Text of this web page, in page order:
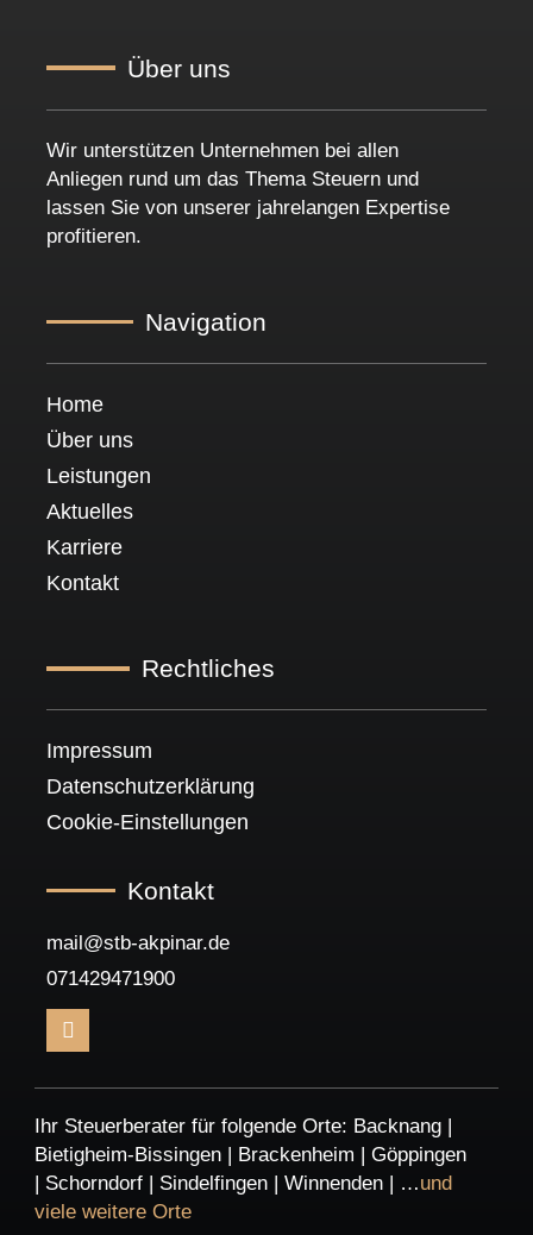
Über uns
Wir unterstützen Unternehmen bei allen
Anliegen rund um das Thema Steuern und
lassen Sie von unserer jahrelangen Expertise
profitieren.
Navigation
Home
Über uns
Leistungen
Aktuelles
Karriere
Kontakt
Rechtliches
Impressum
Datenschutzerklärung
Cookie-Einstellungen
Kontakt
mail@stb-akpinar.de
071429471900
I
n
t
g
r
a
m
Ihr Steuerberater für folgende Orte: Backnang |
Bietigheim-Bissingen | Brackenheim |Göppingen
| Schorndorf | Sindelfingen |Winnenden | …und
viele weitere Orte